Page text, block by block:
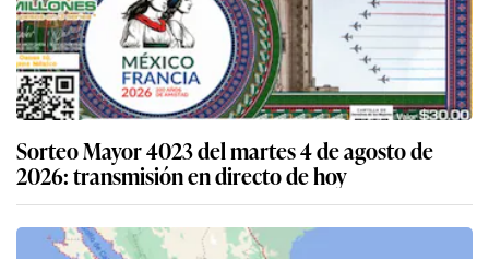
Sorteo Mayor 4023 del martes 4 de agosto de
2026: transmisión en directo de hoy